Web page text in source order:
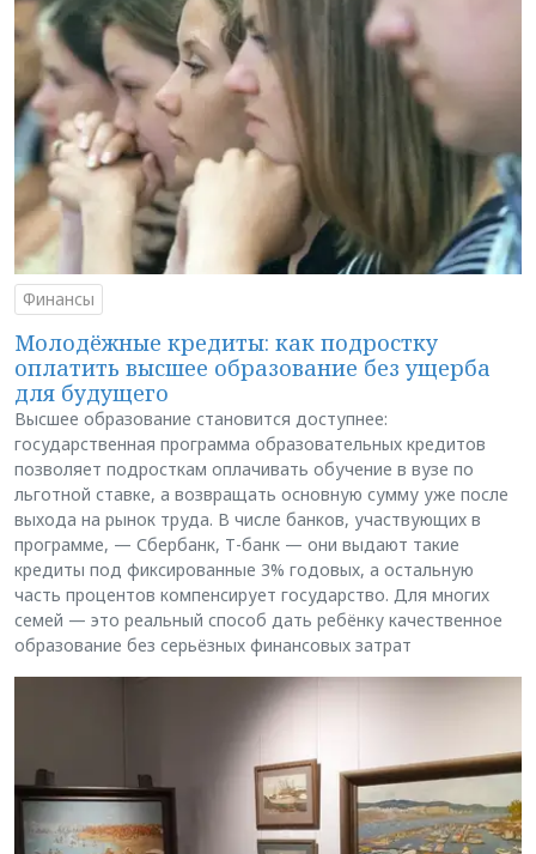
Финансы
Молодёжные кредиты: как подростку
оплатить высшее образование без ущерба
для будущего
Высшее образование становится доступнее:
государственная программа образовательных кредитов
позволяет подросткам оплачивать обучение в вузе по
льготной ставке, а возвращать основную сумму уже после
выхода на рынок труда. В числе банков, участвующих в
программе, — Сбербанк, Т-банк — они выдают такие
кредиты под фиксированные 3% годовых, а остальную
часть процентов компенсирует государство. Для многих
семей — это реальный способ дать ребёнку качественное
образование без серьёзных финансовых затрат